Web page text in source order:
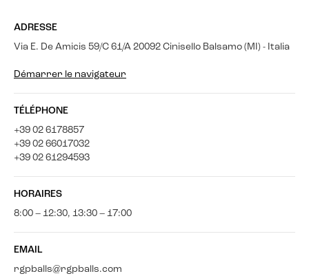
ADRESSE
Via E. De Amicis 59/C 61/A 20092 Cinisello Balsamo (MI) - Italia
Démarrer le navigateur
TÉLÉPHONE
+39 02 6178857
+39 02 66017032
+39 02 61294593
HORAIRES
8:00 – 12:30, 13:30 – 17:00
EMAIL
rgpballs@rgpballs.com